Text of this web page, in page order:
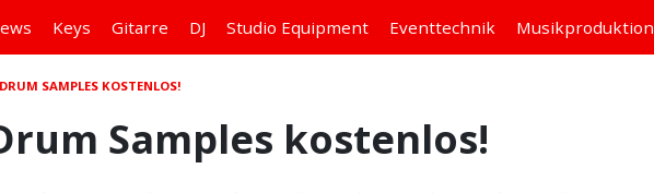
Keys Gitarre DJ Studio Equipment Eventtechnik Musikproduktion
SAMPLES KOSTENLOS!
Samples kostenlos!